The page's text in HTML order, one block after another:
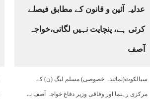
عدلیہ آئین و قانون کے مطابق فیصلے
کرتی ہے، پنچایت نہیں لگاتی،خواجہ
آصف
سیالکوٹ(نمائندہ خصوصی) مسلم لیگ (ن) کے
مرکزی رہنما اور وفاقی وزیر دفاع خواجہ آصف نے